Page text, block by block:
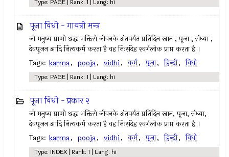
Type: PAGE | Rank: 1 | Lang: hi
पूजा विधी - गायत्री मन्त्र
जो मनुष्य प्राणी श्रद्धा भक्तिसे जीवनके अंतपर्यंत प्रतिदिन स्नान , पूजा , संध्या ,
देवपूजन आदि नित्यकर्म करता है वह निःसंदेह स्वर्गलोक प्राप्त करता है ।
Tags: karma, pooja, vidhi, कर्म, पूजा, हिन्दी, विधी
Type: PAGE | Rank: 1 | Lang: hi
पूजा विधी - प्रकार २
जो मनुष्य प्राणी श्रद्धा भक्तिसे जीवनके अंतपर्यंत प्रतिदिन स्नान, पूजा, संध्या,
देवपूजन आदि नित्यकर्म करता है वह निःसंदेह स्वर्गलोक प्राप्त करता है ।
Tags: karma, pooja, vidhi, कर्म, पूजा, हिन्दी, विधी
Type: INDEX | Rank: 1 | Lang: hi